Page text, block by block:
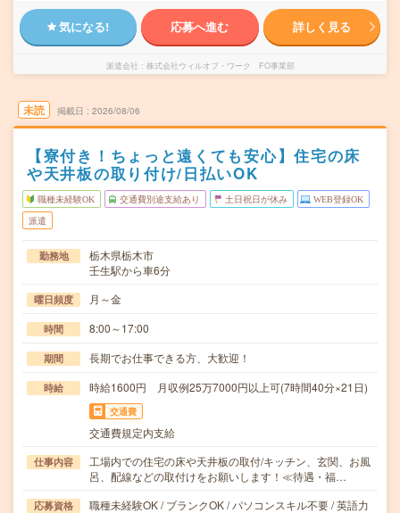
気になる! 応募へ進む 詳しく見る
派遣会社 株式会社ウィルオブ・ワーク FO事業部
未読 掲載日 2026/08/06
【寮付き！ちょっと遠くても安心】住宅の床
や天井板の取り付け/日払いOK
職種未経験OK 交通費別途支給あり 土日祝日が休み WEB登録OK
派遣
勤務地
栃木県栃木市
壬生駅から車6分
曜日頻度 月～金
時間 8:00～17:00
期間 長期でお仕事できる方、大歓迎！
時給 時給1600円 月収例25万7000円以上可(7時間40分×21日)
交通費
交通費規定内支給
仕事内容
工場内での住宅の床や天井板の取付/キッチン、玄関、お風
呂、配線などの取付けをお願いします！≪待遇・福…
応募資格
職種未経験OK / ブランクOK / パソコンスキル不要 / 英語力